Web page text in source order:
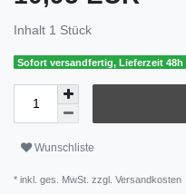
Inhalt 1 Stück
Sofort versandfertig, Lieferzeit 48h
Wunschliste
* inkl. ges. MwSt. zzgl. Versandkosten